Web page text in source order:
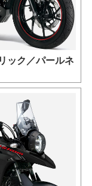
ック／パールネ